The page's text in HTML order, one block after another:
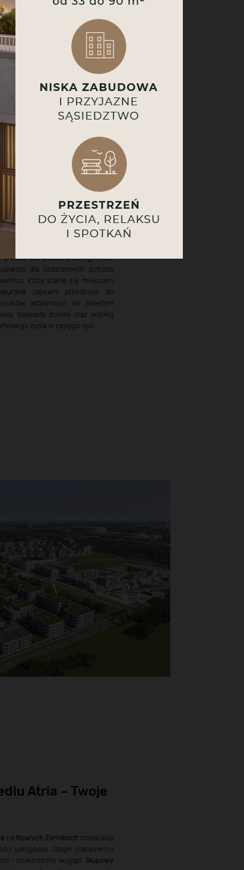
blisko, o krok
od punktów usługowych,
dla codziennych potrzeb
która stanie się miejscem
zapewni przestrzeń do
aktywności na świeżym
trawiaste boisko oraz wybieg
życia w zasięgu ręki.
Atria – Twoje
na Nowych Żernikach znajdziesz
usługowej. Dzięki starannemu
i nowoczesny wygląd.
Słupowy